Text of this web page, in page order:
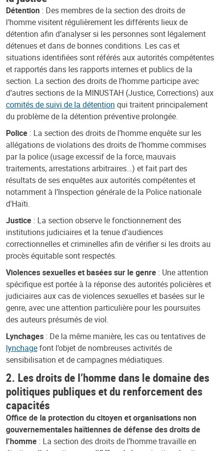
Détention : Des membres de la section des droits de
l’homme visitent régulièrement les différents lieux de
détention afin d’analyser si les personnes sont légalement
détenues et dans de bonnes conditions. Les cas et
situations identifiées sont référés aux autorités compétentes
et rapportés dans les rapports internes et publics de la
section. La section des droits de l’homme participe avec
d’autres sections de la MINUSTAH (Justice, Corrections) aux
comités de suivi de la détention qui traitent principalement
du problème de la détention préventive prolongée.
Police : La section des droits de l’homme enquête sur les
allégations de violations des droits de l’homme commises
par la police (usage excessif de la force, mauvais
traitements, arrestations arbitraires…) et fait part des
résultats de ses enquêtes aux autorités compétentes et
notamment à l’Inspection générale de la Police nationale
d'Haïti.
Justice : La section observe le fonctionnement des
institutions judiciaires et la tenue d’audiences
correctionnelles et criminelles afin de vérifier si les droits au
procès équitable sont respectés.
Violences sexuelles et basées sur le genre : Une attention
spécifique est portée à la réponse des autorités policières et
judiciaires aux cas de violences sexuelles et basées sur le
genre, avec une attention particulière pour les poursuites
des auteurs présumés de viol.
Lynchages : De la même manière, les cas ou tentatives de
lynchagefont l’objet de nombreuses activités de
sensibilisation et de campagnes médiatiques.
2. Les droits de l’homme dans le domaine des
politiques publiques et du renforcement des
capacités
Office de la protection du citoyen et organisations non
gouvernementales haïtiennes de défense des droits de
l’homme : La section des droits de l’homme travaille en